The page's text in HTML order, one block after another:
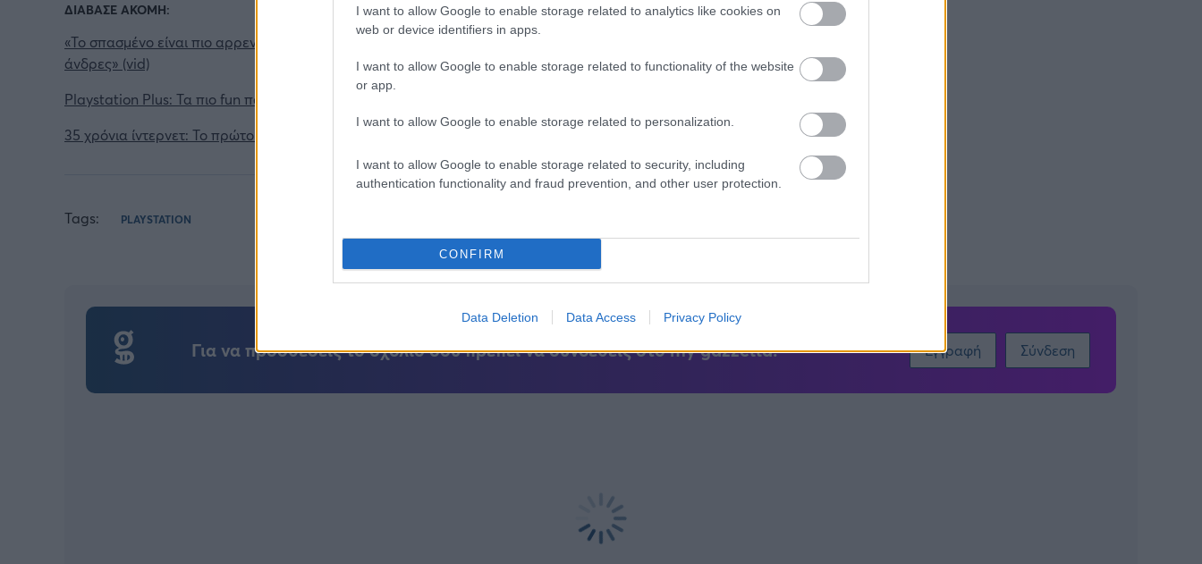
I want to allow Google to enable storage related to analytics like cookies on
web or device identifiers in apps.
I want to allow Google to enable storage related to functionality of the website
or app.
I want to allow Google to enable storage related to personalization.
I want to allow Google to enable storage related to security, including
authentication functionality and fraud prevention, and other user protection.
CONFIRM
Data Deletion Data Access Privacy Policy
ΔΙΑΒΑΣΕ ΑΚΟΜΗ:
«Το σπασμένο είναι πιο αρρενωπό»: Ρώσοι καταστρέφουν τα πανάκριβα iPhone 17 για να δείχνουν «πιο
άνδρες» (vid)
Playstation Plus: Τα πιο fun παιχνίδια για όλη την οικογένεια
35 χρόνια ίντερνετ: Το πρώτο website το οποίο υπάρχει ακόμα
Tags: PLAYSTATION
Για να προσθέσεις το σχόλιο σου πρέπει να συνδεθείς στο my gazzetta! Εγγραφή Σύνδεση